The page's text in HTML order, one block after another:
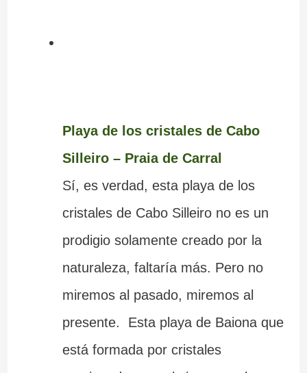
Playa de los cristales de Cabo
Silleiro – Praia de Carral
Sí, es verdad, esta playa de los
cristales de Cabo Silleiro no es un
prodigio solamente creado por la
naturaleza, faltaría más. Pero no
miremos al pasado, miremos al
presente. Esta playa de Baiona que
está formada por cristales